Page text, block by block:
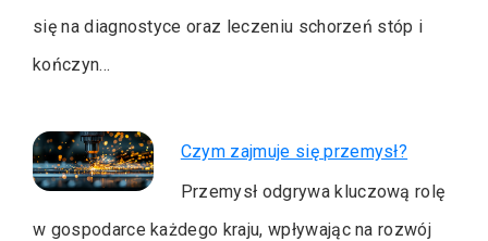
się na diagnostyce oraz leczeniu schorzeń stóp i
kończyn…
Czym zajmuje się przemysł?
Przemysł odgrywa kluczową rolę
w gospodarce każdego kraju, wpływając na rozwój